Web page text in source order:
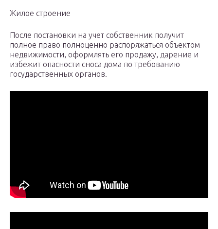
Жилое строение
После постановки на учет собственник получит
полное право полноценно распоряжаться объектом
недвижимости, оформлять его продажу, дарение и
избежит опасности сноса дома по требованию
государственных органов.